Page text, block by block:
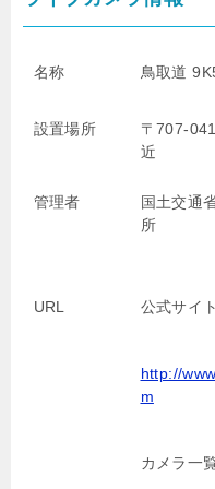
名称 鳥取道
設置場所
〒707-
近
管理者 国土交通
所
URL 公式サイト
http://
m
カメラ一